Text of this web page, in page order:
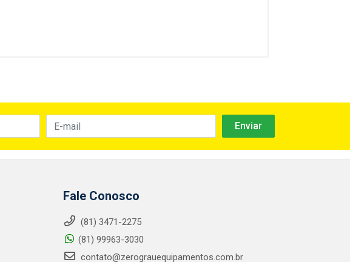
Fale Conosco
(81) 3471-2275
(81) 99963-3030
contato@zerograuequipamentos.com.br